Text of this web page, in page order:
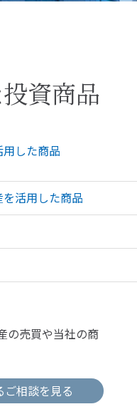
資商品
した商品
活用した商品
の売買や当社の商
ご相談を見る